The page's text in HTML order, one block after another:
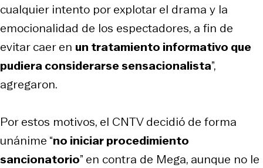
cualquier intento por explotar el drama y la
emocionalidad de los espectadores, a fin de
evitar caer en un tratamiento informativo que
pudiera considerarse sensacionalista”,
agregaron.
Por estos motivos, el CNTV decidió de forma
unánime “no iniciar procedimiento
sancionatorio” en contra de Mega, aunque no le